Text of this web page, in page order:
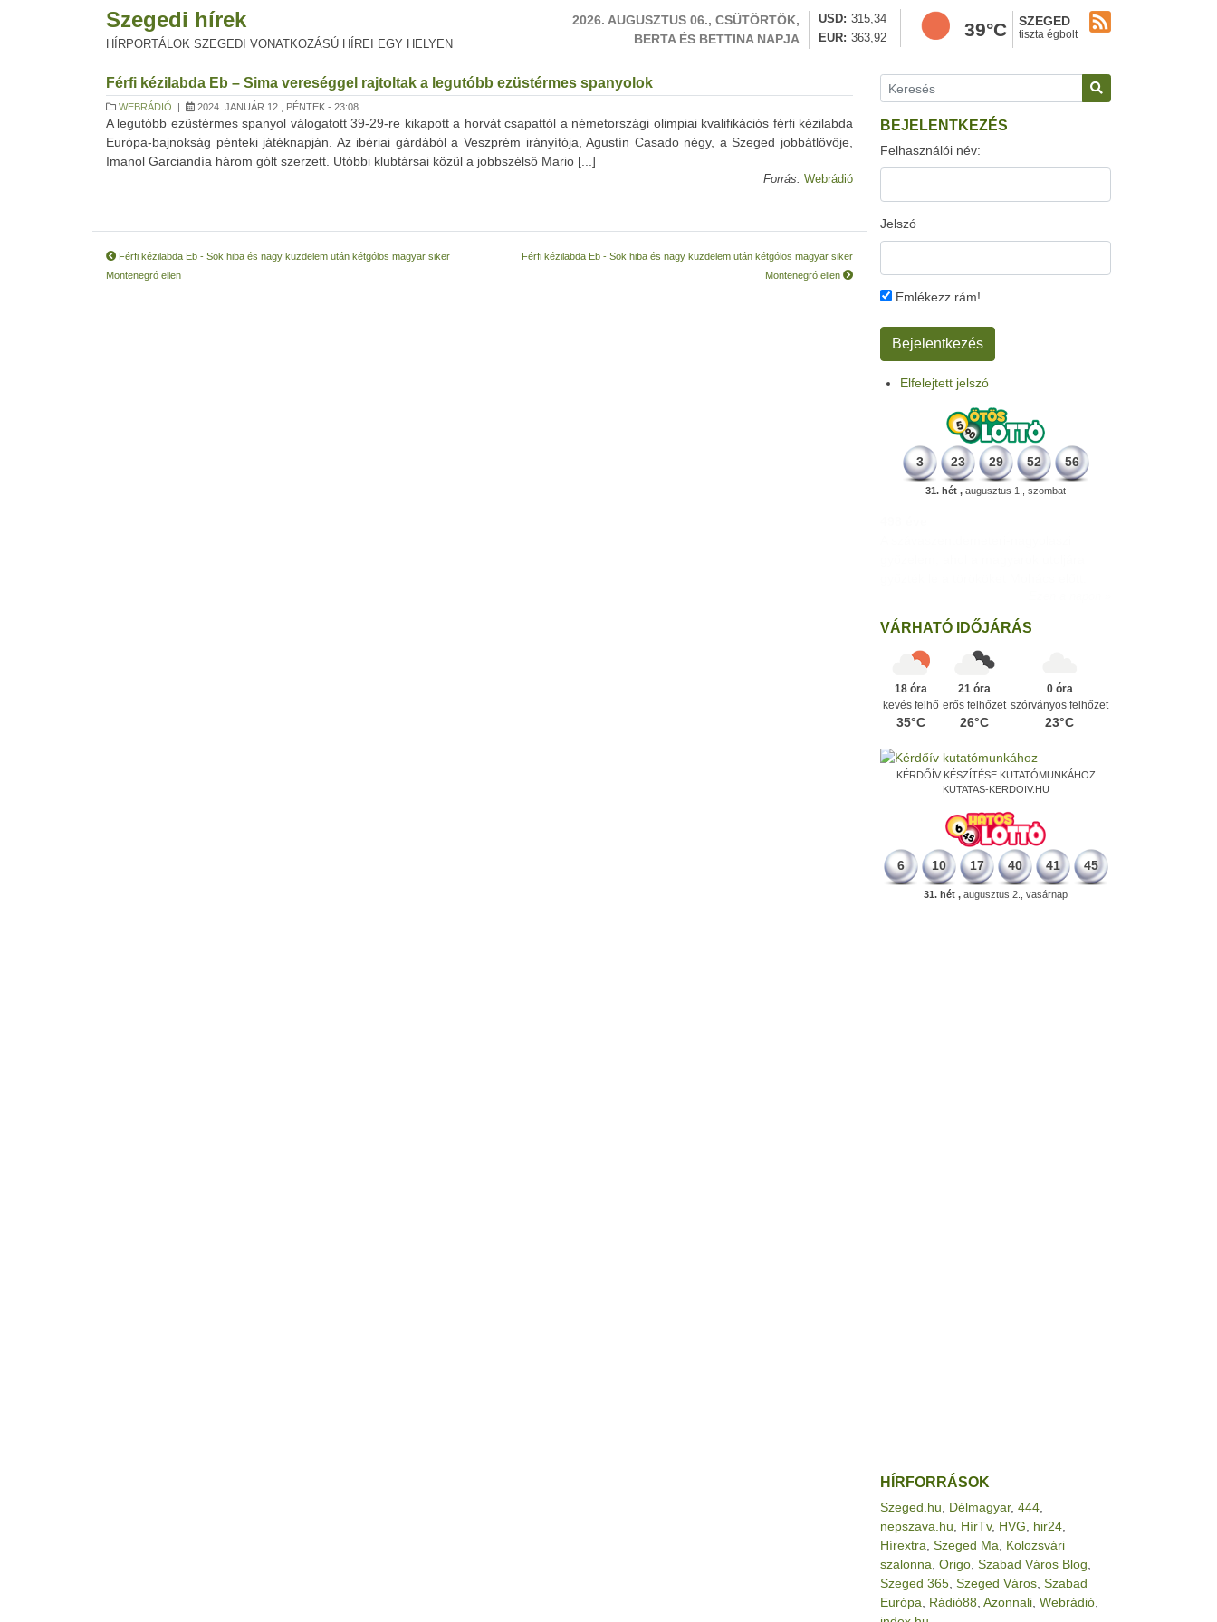
Szegedi hírek
HÍRPORTÁLOK SZEGEDI VONATKOZÁSÚ HÍREI EGY HELYEN
2026. AUGUSZTUS 06., CSÜTÖRTÖK,
BERTA ÉS BETTINA NAPJA
USD
315,34
EUR
363,92 39°C SZEGED
tiszta égbolt
Férfi kézilabda Eb – Sima vereséggel rajtoltak a legutóbb ezüstérmes spanyolok
WEBRÁDIÓ | 2024. JANUÁR 12., PÉNTEK - 23:08
A legutóbb ezüstérmes spanyol válogatott 39-29-re kikapott a horvát csapattól a németországi olimpiai kvalifikációs férfi kézilabda
Európa-bajnokság pénteki játéknapján. Az ibériai gárdából a Veszprém irányítója, Agustín Casado négy, a Szeged jobbátlövője,
Imanol Garciandía három gólt szerzett. Utóbbi klubtársai közül a jobbszélső Mario [...]
Forrás: Webrádió
Férfi kézilabda Eb - Sok hiba és nagy küzdelem után kétgólos magyar siker
Montenegró ellen
Férfi kézilabda Eb - Sok hiba és nagy küzdelem után kétgólos magyar siker
Montenegró ellen
BEJELENTKEZÉS
Felhasználói név:
Jelszó
Emlékezz rám!
Elfelejtett jelszó
3 23 29 52 56
31. hét , augusztus 1., szombat
VÁRHATÓ IDŐJÁRÁS
18 óra
kevés felhő
35°C
21 óra
erős felhőzet
26°C
0 óra
szórványos felhőzet
23°C
KÉRDŐÍV KÉSZÍTÉSE KUTATÓMUNKÁHOZ
KUTATAS-KERDOIV.HU
6 10 17 40 41 45
31. hét , augusztus 2., vasárnap
HÍRFORRÁSOK
Szeged.hu Délmagyar, 444
nepszava.hu
HírTv, HVG hir24
Hírextra Szeged Ma
Kolozsvári
szalonna Origo Szabad Város Blog
Szeged 365 Szeged Város Szabad
Európa
Rádió88 Azonnali Webrádió